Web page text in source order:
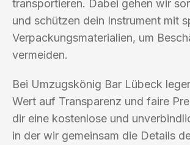
transportieren. Dabei gehen wir
und schützen dein Instrument mit
Verpackungsmaterialien, um
vermeiden.
Bei Umzugskönig Bar Lübeck
Wert auf Transparenz und faire
dir eine kostenlose und
in der wir gemeinsam die Details